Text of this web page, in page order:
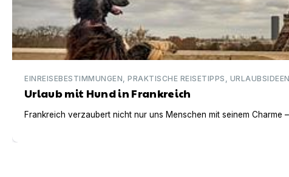
EINREISEBESTIMMUNGEN, PRAKTISCHE REISETIPPS,
Urlaub mit Hund in Frankreich
Frankreich verzaubert nicht nur uns Menschen mit seinem Charme